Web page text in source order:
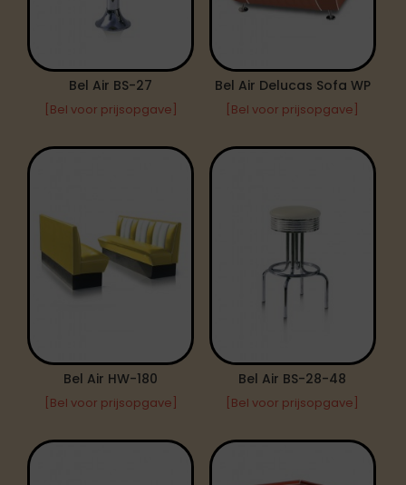
Bel Air BS-27
[Bel voor prijsopgave]
Bel Air Delucas Sofa WP
[Bel voor prijsopgave]
Bel Air HW-180
[Bel voor prijsopgave]
Bel Air BS-28-48
[Bel voor prijsopgave]